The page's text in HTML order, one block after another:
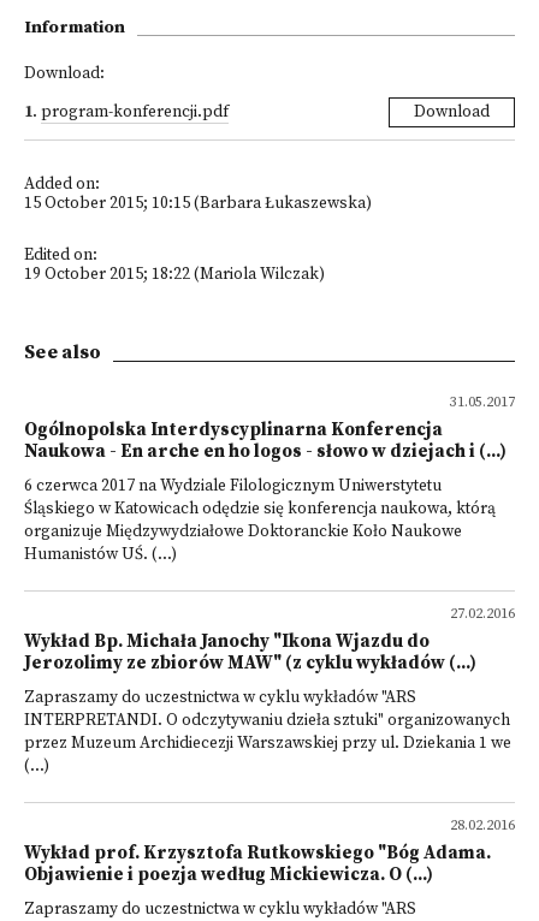
Information
Download:
1. program-konferencji.pdf Download
Added on:
15 October 2015; 10:15 (Barbara Łukaszewska)
Edited on:
19 October 2015; 18:22 (Mariola Wilczak)
See also
31.05.2017
Ogólnopolska Interdyscyplinarna Konferencja
Naukowa - En arche en ho logos - słowo w dziejach i (...)
6 czerwca 2017 na Wydziale Filologicznym Uniwerstytetu
Śląskiego w Katowicach odędzie się konferencja naukowa, którą
organizuje Międzywydziałowe Doktoranckie Koło Naukowe
Humanistów UŚ. (...)
27.02.2016
Wykład Bp. Michała Janochy "Ikona Wjazdu do
Jerozolimy ze zbiorów MAW" (z cyklu wykładów (...)
Zapraszamy do uczestnictwa w cyklu wykładów "ARS
INTERPRETANDI. O odczytywaniu dzieła sztuki" organizowanych
przez Muzeum Archidiecezji Warszawskiej przy ul. Dziekania 1 we
(...)
28.02.2016
Wykład prof. Krzysztofa Rutkowskiego "Bóg Adama.
Objawienie i poezja według Mickiewicza. O (...)
Zapraszamy do uczestnictwa w cyklu wykładów "ARS